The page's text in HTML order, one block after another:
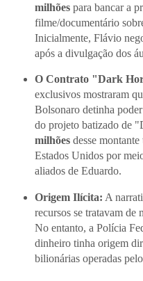
milhõespara bancar a
filme/documentário
Inicialmente, Flávio
após a divulgação dos
O Contrato "Dark
exclusivos mostraram
Bolsonaro detinha
do projeto batizado de
milhõesdesse montante
Estados Unidos por
aliados de Eduardo.
Origem Ilícita: A
recursos se tratavam
No entanto, a Polícia
dinheiro tinha origem
bilionárias operadas